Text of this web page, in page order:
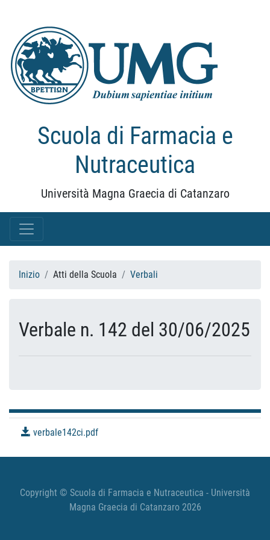
Scuola di Farmacia e
Nutraceutica
Università Magna Graecia di Catanzaro
Inizio Atti della Scuola Verbali
Verbale n. 142 del 30/06/2025
verbale142ci.pdf
Copyright © Scuola di Farmacia e Nutraceutica - Università
Magna Graecia di Catanzaro 2026